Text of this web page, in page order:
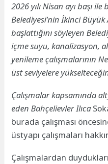
2026 yılı Nisan ayı başı
Belediyesi’nin İkinci
başlattığını söyleyen
içme suyu, kanalizasyon,
yenileme çalışmalarının
üst seviyelere
Çalışmalar kapsamında
eden Bahçelievler Ilıca
burada çalışması
üstyapı çalışmaları
Çalışmalardan